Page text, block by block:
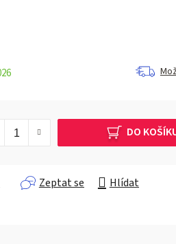
DO
Zeptat se Hlídat